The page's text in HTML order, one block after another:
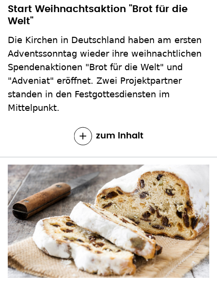
Start Weihnachtsaktion "Brot für die
Welt"
Die Kirchen in Deutschland haben am ersten
Adventssonntag wieder ihre weihnachtlichen
Spendenaktionen "Brot für die Welt" und
"Adveniat" eröffnet. Zwei Projektpartner
standen in den Festgottesdiensten im
Mittelpunkt.
zum Inhalt